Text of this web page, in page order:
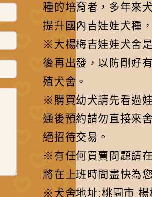
對主人超級忠誠，並且能接
些簡單的訓練與指令，因此
就曾有過吉娃娃警犬，服役
的表現也十分優秀呢！吉娃
質2.愛吃醋Source：
前面提到吉娃娃對主人忠心
耿，因此也會展現出強烈的
慾，只要主人一將專注力轉移
其他人事物上就容易吃醋、
脾氣，宛如一個黏人的另一
時時刻刻都要你陪在牠身旁
種的培育者，多年來
提升國內吉娃娃犬種
※大楊梅吉娃娃犬舍
後再出發，以防剛好
殖犬舍。
※購買幼犬請先看過
通後預約請勿直接來舍
絕招待交易。
※有任何買賣問題請
將在上班時間盡快為
※犬舍地址:桃園市 楊